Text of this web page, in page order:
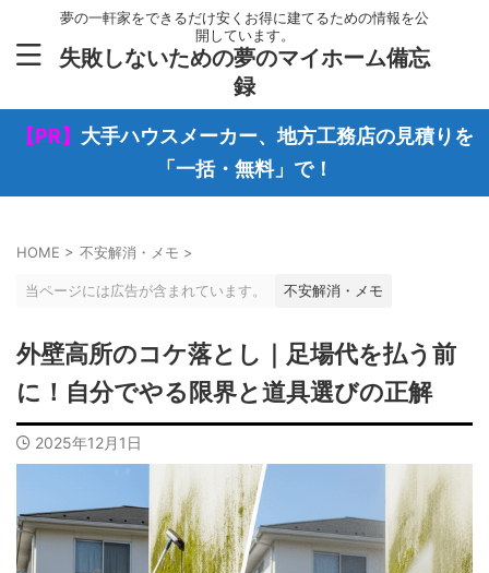
夢の一軒家をできるだけ安くお得に建てるための情報を公
開しています。
失敗しないための夢のマイホーム備忘
録
【PR】 大手ハウスメーカー、地方工務店の見積りを
「一括・無料」で！
HOME > 不安解消・メモ >
当ページには広告が含まれています。 不安解消・メモ
外壁高所のコケ落とし｜足場代を払う前
に！自分でやる限界と道具選びの正解
2025年12月1日